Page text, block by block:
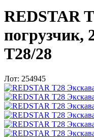
REDSTAR
погрузчик,
T28/28
Лот: 254945